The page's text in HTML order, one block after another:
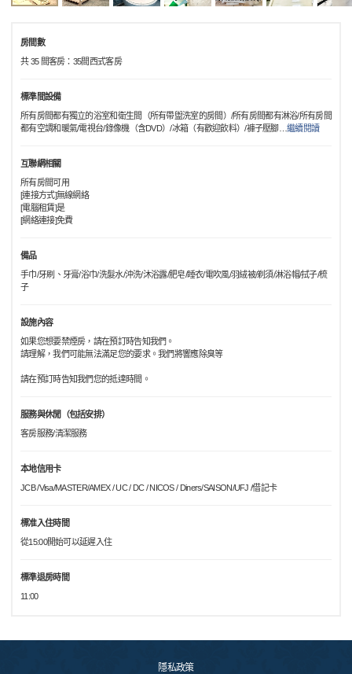
房間數
共 35 間客房：35間西式客房
標準間設備
所有房間都有獨立的浴室和衛生間（所有帶盥洗室的房間）/所有房間都有淋浴/所有房間
都有空調和暖氣/電視台/錄像機（含DVD）/冰箱（有歡迎飲料）/褲子壓腳 …繼續閱讀
互聯網相關
所有房間可用
[連接方式]無線網絡
[電腦租賃]是
[網絡連接]免費
備品
手巾/牙刷、牙膏/浴巾/洗髮水/沖洗/沐浴露/肥皂/睡衣/電吹風/羽絨被/剃須/淋浴帽/拭子/梳
子
設施內容
如果您想要禁煙房，請在預訂時告知我們。
請理解，我們可能無法滿足您的要求。我們將響應除臭等
請在預訂時告知我們您的抵達時間。
服務與休閒（包括安排）
客房服務/清潔服務
本地信用卡
JCB /Visa/MASTER/AMEX / UC / DC / NICOS / Diners/SAISON/UFJ /借記卡
標准入住時間
從15:00開始可以延遲入住
標準退房時間
11:00
隱私政策